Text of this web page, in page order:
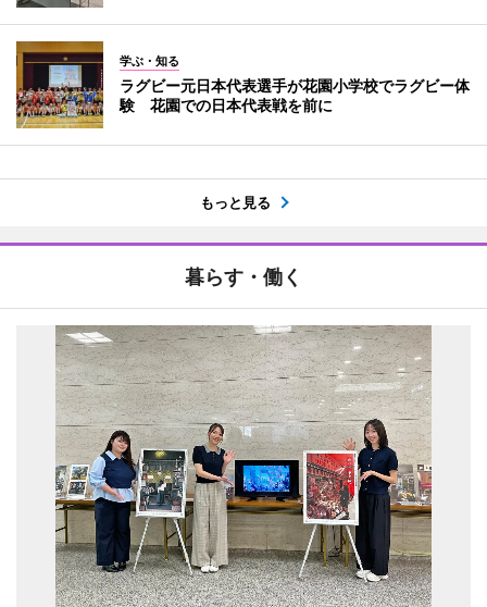
学ぶ・知る
ラグビー元日本代表選手が花園小学校でラグビー体
験 花園での日本代表戦を前に
もっと見る
暮らす・働く